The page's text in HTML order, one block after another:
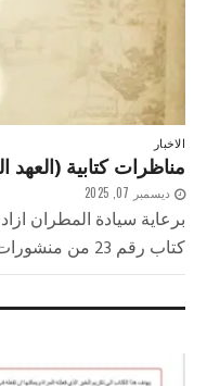
الاخبار
مناظرات كتابية (العهد
ديسمبر 07, 2025
برعاية سيادة المطران
كتاب رقم 23 من منشورات المدرسة...